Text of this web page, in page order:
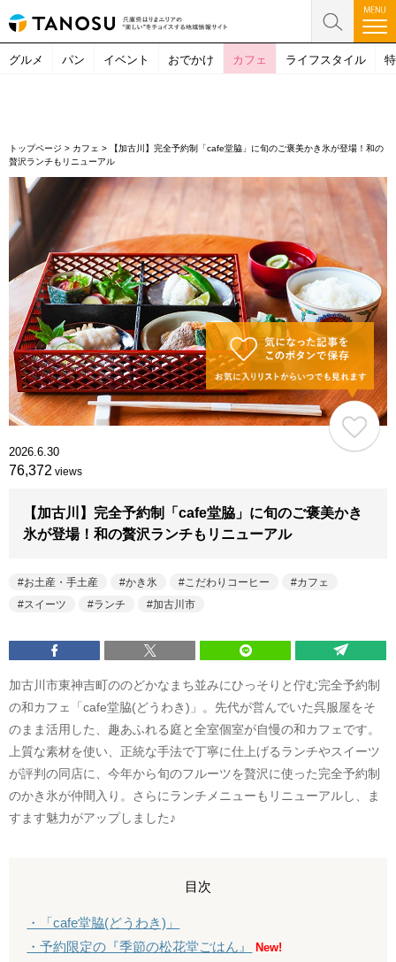
グルメ パン イベント おでかけ カフェ ライフスタイル
トップページ > カフェ >
【加古川】完全予約制「cafe堂脇」に旬のご褒美かき氷が登場！和の
贅沢ランチもリニューアル
2026.6.30
76,372 views
【加古川】完全予約制「cafe堂脇」に旬のご褒美かき
氷が登場！和の贅沢ランチもリニューアル
お土産・手土産 かき氷 こだわりコーヒー
カフェ
スイーツ
ランチ 加古川市
加古川市東神吉町ののどかなまち並みにひっそりと佇む完全予約制
の和カフェ「cafe堂脇(どうわき)」。先代が営んでいた呉服屋をそ
のまま活用した、趣あふれる庭と全室個室が自慢の和カフェです。
上質な素材を使い、正統な手法で丁寧に仕上げるランチやスイーツ
が評判の同店に、今年から旬のフルーツを贅沢に使った完全予約制
のかき氷が仲間入り。さらにランチメニューもリニューアルし、ま
すます魅力がアップしました♪
目次
・「cafe堂脇(どうわき)」
・予約限定の『季節の松花堂ごはん』
New!